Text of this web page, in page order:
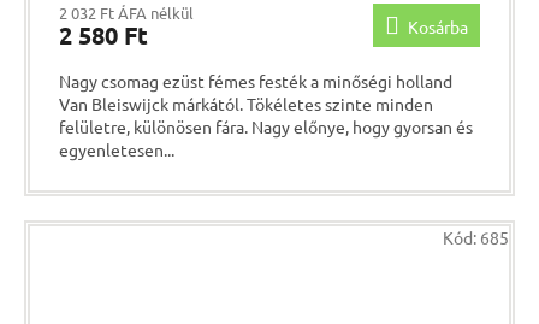
2 032 Ft ÁFA nélkül
2 580 Ft Kosárba
Nagy csomag ezüst fémes festék a minőségi holland
Van Bleiswijck márkától. Tökéletes szinte minden
felületre, különösen fára. Nagy előnye, hogy gyorsan és
egyenletesen...
Kód: 685